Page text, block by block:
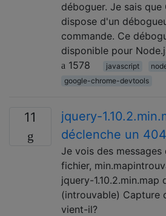
déboguer. Je sais
dispose d'un
commande. Ce
disponible pour
1578
javascript
google-chrome-devtools
11
jquery-
déclenche un
Je vois des messages
fichier,
jquery-1.10.2.min.map
(introuvable) Capture
vient-il?